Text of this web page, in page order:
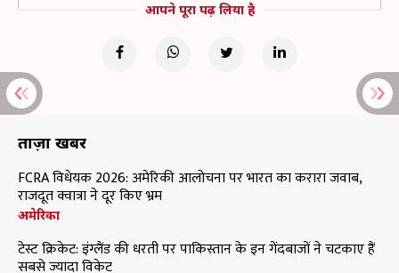
आपने पूरा पढ़ लिया है
ताज़ा खबरें
FCRA विधेयक 2026: अमेरिकी आलोचना पर भारत का करारा जवाब,
राजदूत क्वात्रा ने दूर किए भ्रम
अमेरिका
टेस्ट क्रिकेट: इंग्लैंड की धरती पर पाकिस्तान के इन गेंदबाजों ने चटकाए हैं
सबसे ज्यादा विकेट